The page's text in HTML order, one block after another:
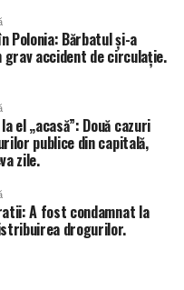
Polonia: Bărbatul și-a
accident de circulație.
el „acasă”: Două cazuri
publice din capitală,
zile.
A fost condamnat la
drogurilor.